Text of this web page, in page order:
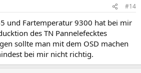
#14
und Fartemperatur 9300 hat bei mir
des TN Pannelefecktes
sollte man mit dem OSD machen
bei mir nicht richtig.